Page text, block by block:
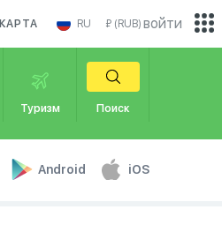
КАРТА RU ₽ (RUB)
Туризм Поиск
Android iOS
войти